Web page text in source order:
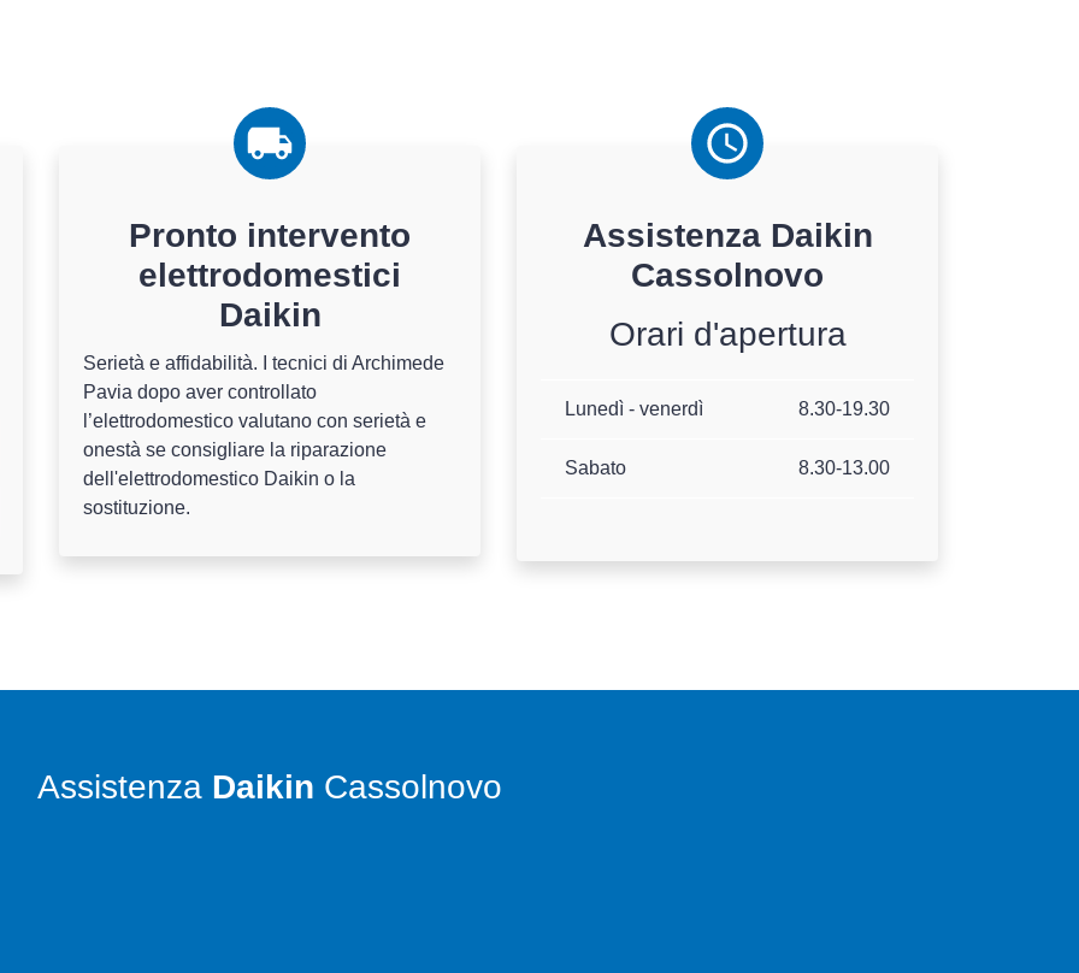
Pronto intervento
elettrodomestici
Daikin
Serietà e affidabilità. I tecnici di Archimede
Pavia dopo aver controllato
l’elettrodomestico valutano con serietà e
onestà se consigliare la riparazione
dell'elettrodomestico Daikin o la
sostituzione.
Assistenza Daikin
Cassolnovo
Orari d'apertura
Lunedì - venerdì 8.30-19.30
Sabato 8.30-13.00
Assistenza Daikin Cassolnovo